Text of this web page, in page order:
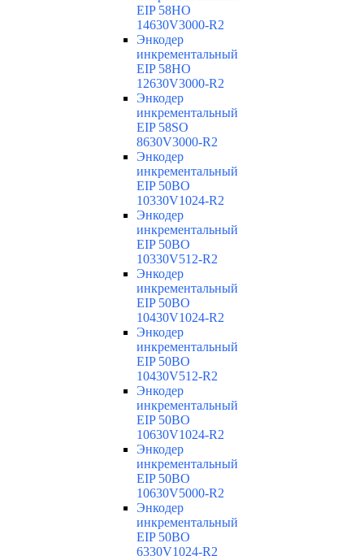
EIP 58HO
14630V3000-R2
Энкодер
инкрементальный
EIP 58HO
12630V3000-R2
Энкодер
инкрементальный
EIP 58SO
8630V3000-R2
Энкодер
инкрементальный
EIP 50BO
10330V1024-R2
Энкодер
инкрементальный
EIP 50BO
10330V512-R2
Энкодер
инкрементальный
EIP 50BO
10430V1024-R2
Энкодер
инкрементальный
EIP 50BO
10430V512-R2
Энкодер
инкрементальный
EIP 50BO
10630V1024-R2
Энкодер
инкрементальный
EIP 50BO
10630V5000-R2
Энкодер
инкрементальный
EIP 50BO
6330V1024-R2